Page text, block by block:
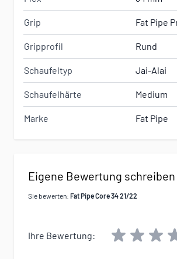
Grip Fat Pipe
Gripprofil Rund
Schaufeltyp Jai-Alai
Schaufelhärte Medium
Marke Fat Pipe
Eigene Bewertung schreiben
Sie bewerten: Fat Pipe Core 34 21/22
Ihre Bewertung: